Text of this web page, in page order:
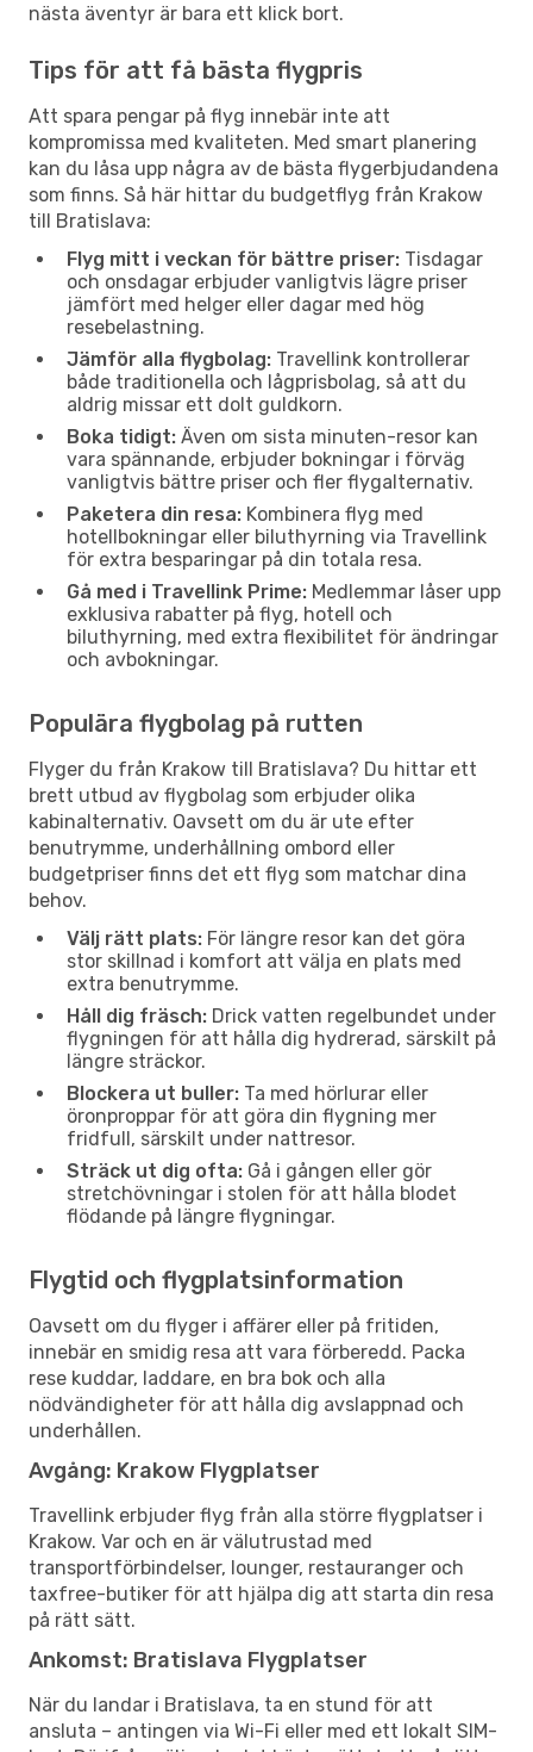
nästa äventyr är bara ett klick bort.
Tips för att få bästa flygpris
Att spara pengar på flyg innebär inte att
kompromissa med kvaliteten. Med smart planering
kan du låsa upp några av de bästa flygerbjudandena
som finns. Så här hittar du budgetflyg från Krakow
till Bratislava:
Flyg mitt i veckan för bättre priser: Tisdagar
och onsdagar erbjuder vanligtvis lägre priser
jämfört med helger eller dagar med hög
resebelastning.
Jämför alla flygbolag: Travellink kontrollerar
både traditionella och lågprisbolag, så att du
aldrig missar ett dolt guldkorn.
Boka tidigt: Även om sista minuten-resor kan
vara spännande, erbjuder bokningar i förväg
vanligtvis bättre priser och fler flygalternativ.
Paketera din resa: Kombinera flyg med
hotellbokningar eller biluthyrning via Travellink
för extra besparingar på din totala resa.
Gå med i Travellink Prime: Medlemmar låser upp
exklusiva rabatter på flyg, hotell och
biluthyrning, med extra flexibilitet för ändringar
och avbokningar.
Populära flygbolag på rutten
Flyger du från Krakow till Bratislava? Du hittar ett
brett utbud av flygbolag som erbjuder olika
kabinalternativ. Oavsett om du är ute efter
benutrymme, underhållning ombord eller
budgetpriser finns det ett flyg som matchar dina
behov.
Välj rätt plats: För längre resor kan det göra
stor skillnad i komfort att välja en plats med
extra benutrymme.
Håll dig fräsch: Drick vatten regelbundet under
flygningen för att hålla dig hydrerad, särskilt på
längre sträckor.
Blockera ut buller: Ta med hörlurar eller
öronproppar för att göra din flygning mer
fridfull, särskilt under nattresor.
Sträck ut dig ofta: Gå i gången eller gör
stretchövningar i stolen för att hålla blodet
flödande på längre flygningar.
Flygtid och flygplatsinformation
Oavsett om du flyger i affärer eller på fritiden,
innebär en smidig resa att vara förberedd. Packa
rese kuddar, laddare, en bra bok och alla
nödvändigheter för att hålla dig avslappnad och
underhållen.
Avgång: Krakow Flygplatser
Travellink erbjuder flyg från alla större flygplatser i
Krakow. Var och en är välutrustad med
transportförbindelser, lounger, restauranger och
taxfree-butiker för att hjälpa dig att starta din resa
på rätt sätt.
Ankomst: Bratislava Flygplatser
När du landar i Bratislava, ta en stund för att
ansluta – antingen via Wi-Fi eller med ett lokalt SIM-